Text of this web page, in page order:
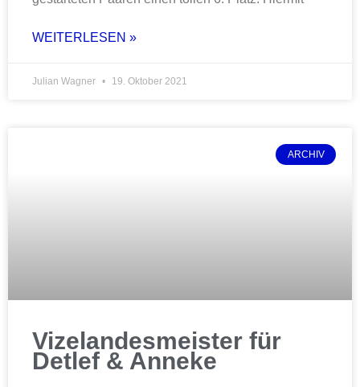
WEITERLESEN »
Julian Wagner 19. Oktober 2021
ARCHIV
Vizelandesmeister für
Detlef & Anneke